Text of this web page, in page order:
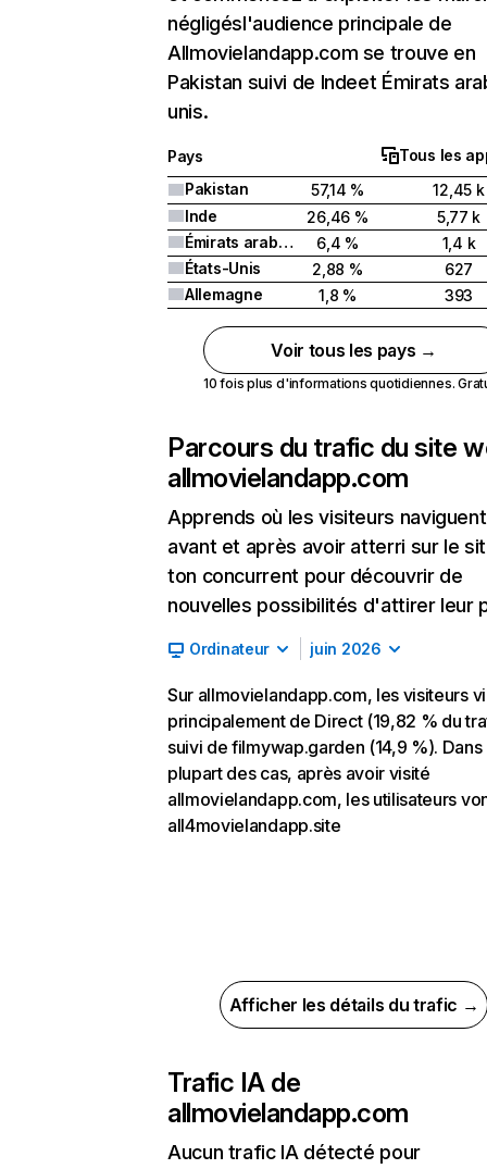
négligésl'audience principale de
Allmovielandapp.com se trouve en
Pakistan suivi de Indeet Émirats
unis.
Pays
Tous les
Pakistan
57,14 %
12,45 k
Inde
26,46 %
5,77 k
Émirats arabes unis
6,4 %
1,4 k
États-Unis
2,88 %
627
Allemagne
1,8 % 393
Voir tous les pays →
10 fois plus d'informations quotidiennes.
Parcours du trafic du site
allmovielandapp.com
Apprends où les visiteurs naviguent
avant et après avoir atterri sur le
ton concurrent pour découvrir de
nouvelles possibilités d'attirer leur
Ordinateur juin 2026
Sur allmovielandapp.com, les visiteurs
principalement de Direct (19,82 % du
suivi de filmywap.garden (14,9 %). Dans
plupart des cas, après avoir visité
allmovielandapp.com, les utilisateurs
all4movielandapp.site
Afficher les détails du trafic →
Trafic IA de
allmovielandapp.com
Aucun trafic IA détecté pour